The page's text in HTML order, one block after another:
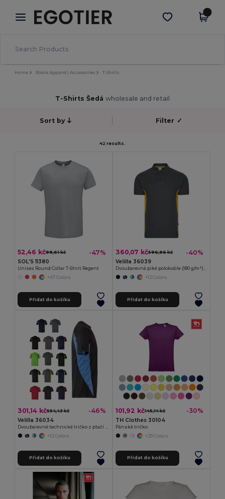
× Aplikace Egotier
Lepší ceny v aplikaci!
Stáhnout app
Home Blank Apparel | Accessories T-Shirts
T-Shirts Šedá wholesale and retail
Sort by Filter ✓
42 results.
52,46 kč99,61 kč -47%
SOL'S 11380
Unisex Round Collar T-Shirt Regent
+47 Colors
Přidat do košíku
360,07 kč596,96 kč -40%
Velilla 36039
Dvoubarevná piké polokošile (180 g/m²), krátký rukáv, z bavlny (60 %) a polyesteru (40 %)
+12 Colors
Přidat do košíku
301,14 kč554,43 kč -46%
Velilla 36034
+12 Colors
Přidat do košíku
101,92 kč145,14 kč -30%
TH Clothes 30104
Pánské tričko
+29 Colors
Přidat do košíku